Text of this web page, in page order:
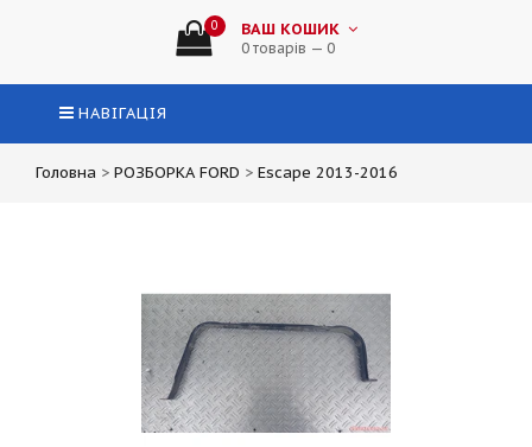
0 ВАШ КОШИК
0 товарів — 0
НАВІГАЦІЯ
Головна > РОЗБОРКА FORD > Escape 2013-2016